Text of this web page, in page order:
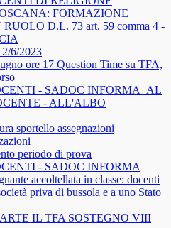
FORMAZIONE
D.L. 73 art. 59 comma 4 -
6/2023
ore 17 Question Time su TFA,
- SADOC INFORMA_AL
- ALL'ALBO
sportello assegnazioni
periodo di prova
- SADOC INFORMA
accoltellata in classe: docenti
priva di bussola e a uno Stato
IL TFA SOSTEGNO VIII